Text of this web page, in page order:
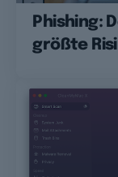
Phishing:
größte